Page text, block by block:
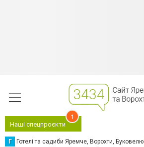
Наші спецпроєкти
1
Г Готелі та садиби Яремче, Ворохти, Буковелю